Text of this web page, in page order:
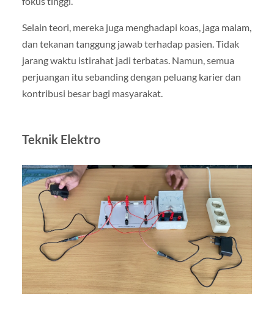
Selain teori, mereka juga menghadapi koas, jaga malam,
dan tekanan tanggung jawab terhadap pasien. Tidak
jarang waktu istirahat jadi terbatas. Namun, semua
perjuangan itu sebanding dengan peluang karier dan
kontribusi besar bagi masyarakat.
Teknik Elektro